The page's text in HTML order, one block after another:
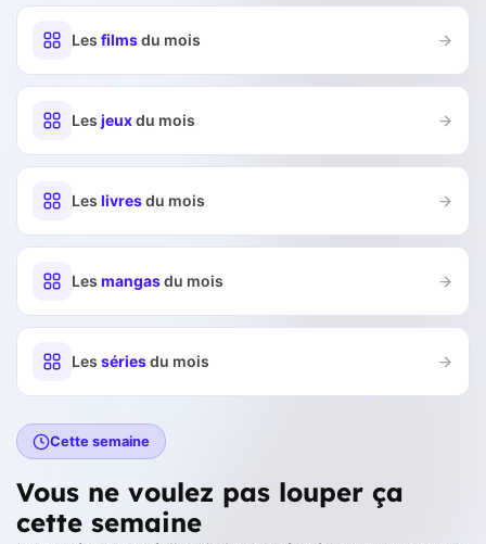
Les filmsdu mois
Les jeuxdu mois
Les livresdu mois
Les mangasdu mois
Les sériesdu mois
Cette semaine
Vous ne voulez pas louper ça
cette semaine